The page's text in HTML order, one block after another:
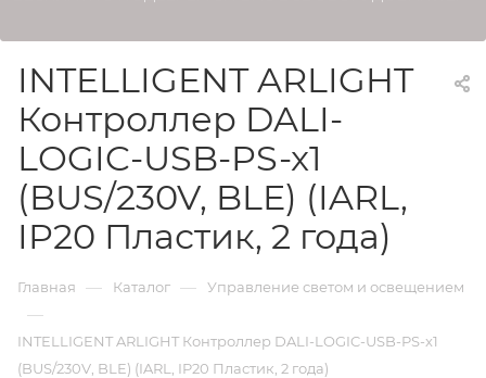
INTELLIGENT ARLIGHT
Контроллер DALI-
LOGIC-USB-PS-x1
(BUS/230V, BLE) (IARL,
IP20 Пластик, 2 года)
Главная — Каталог — Управление светом и освещением
—
INTELLIGENT ARLIGHT Контроллер DALI-LOGIC-USB-PS-x1
(BUS/230V, BLE) (IARL, IP20 Пластик, 2 года)